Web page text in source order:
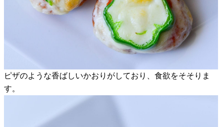
ピザのような香ばしいかおりがしており、食欲をそそりま
す。